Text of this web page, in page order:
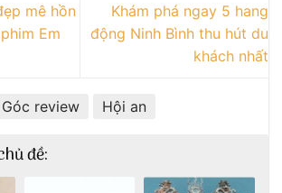
mê hồn
Em
Khám phá ngay 5 hang
động Ninh Bình thu hút du
khách nhất
Góc review Hội an
đề: